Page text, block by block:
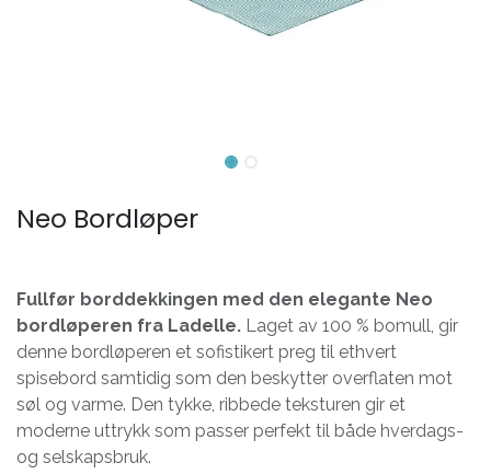
Neo Bordløper
Fullfør borddekkingen med den elegante Neo
bordløperen fra Ladelle. Laget av 100 % bomull, gir
denne bordløperen et sofistikert preg til ethvert
spisebord samtidig som den beskytter overflaten mot
søl og varme. Den tykke, ribbede teksturen gir et
moderne uttrykk som passer perfekt til både hverdags-
og selskapsbruk.